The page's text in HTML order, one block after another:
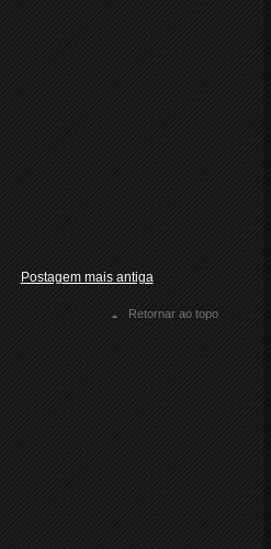
Postagem mais antiga
Retornar ao topo